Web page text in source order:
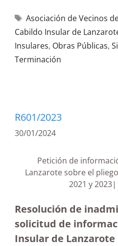
Asociación de Vecinos
Cabildo Insular de
Insulares, Obras Públicas,
Terminación
R601/2023
30/01/2024
Petición de
Lanzarote sobre el
2021 y
Resolución de
solicitud de
Insular de